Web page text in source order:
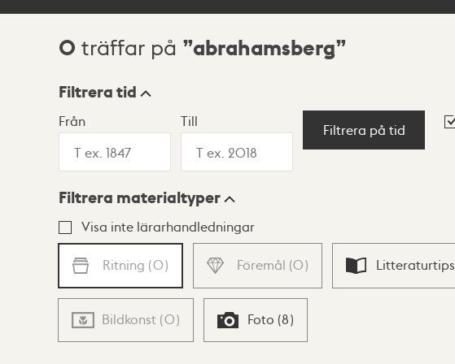
Sökresultat
0 träffar på abrahamsberg
Visningsläge
Lista Karta
Filtrera tid
Från Till
Filtrera på tid
Filtrera materialtyper
Visa inte lärarhandledningar
Ritning (0) Föremål (0) Litteraturtips
Bildkonst (0) Foto (8)